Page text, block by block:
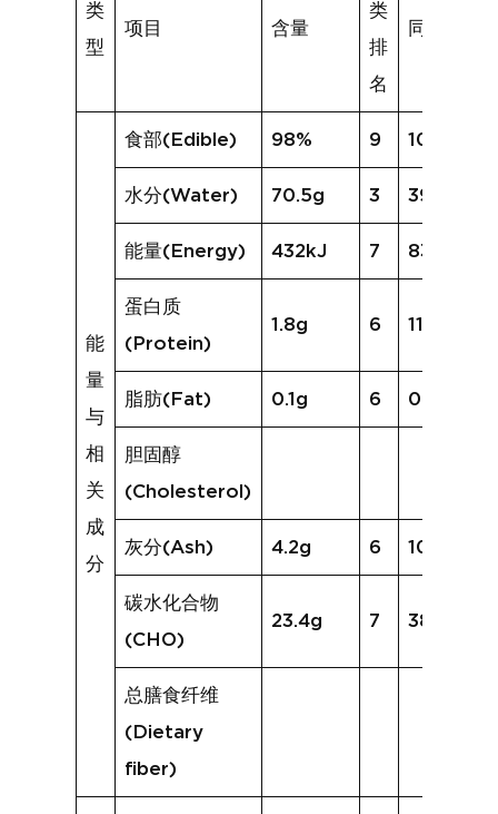
类
型
项目 含量
类
排
名
同类均值
能
量
与
相
关
成
分
食部(Edible) 98% 9 100%
水分(Water) 70.5g 3 39.2g
能量(Energy) 432kJ 7 831kJ
蛋白质
(Protein)
1.8g 6 11.3g
脂肪(Fat) 0.1g 6 0.5g
胆固醇
(Cholesterol)
灰分(Ash) 4.2g 6 10.2g
碳水化合物
(CHO)
23.4g 7 38.9g
总膳食纤维
(Dietary
fiber)